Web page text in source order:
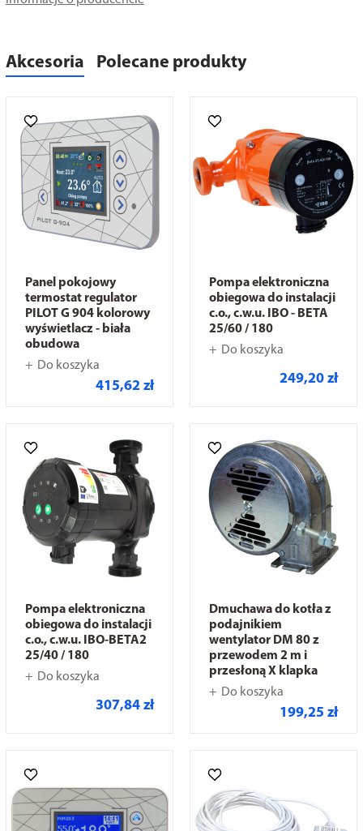
Akcesoria Polecane produkty
Panel pokojowy
termostat regulator
PILOT G 904 kolorowy
wyświetlacz - biała
obudowa
Do koszyka
415,62 zł
Pompa elektroniczna
obiegowa do instalacji
c.o., c.w.u. IBO - BETA
25/60 / 180
Do koszyka
249,20 zł
Pompa elektroniczna
obiegowa do instalacji
c.o., c.w.u. IBO-BETA2
25/40 / 180
Do koszyka
307,84 zł
Dmuchawa do kotła z
podajnikiem
wentylator DM 80 z
przewodem 2 m i
przesłoną X klapka
Do koszyka
199,25 zł